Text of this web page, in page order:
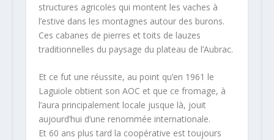
structures agricoles qui montent les vaches à
l’estive dans les montagnes autour des burons.
Ces cabanes de pierres et toits de lauzes
traditionnelles du paysage du plateau de l’Aubrac.
Et ce fut une réussite, au point qu’en 1961 le
Laguiole obtient son AOC et que ce fromage, à
l’aura principalement locale jusque là, jouit
aujourd’hui d’une renommée internationale.
Et 60 ans plus tard la coopérative est toujours